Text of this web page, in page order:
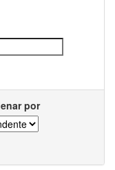
por